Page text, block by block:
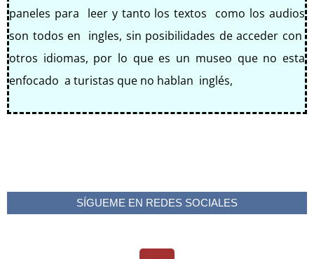
paneles para leer y tanto los textos como los audios
son todos en ingles, sin posibilidades de acceder con
otros idiomas, por lo que es un museo que no esta
enfocado a turistas que no hablan inglés,
SÍGUEME EN REDES SOCIALES